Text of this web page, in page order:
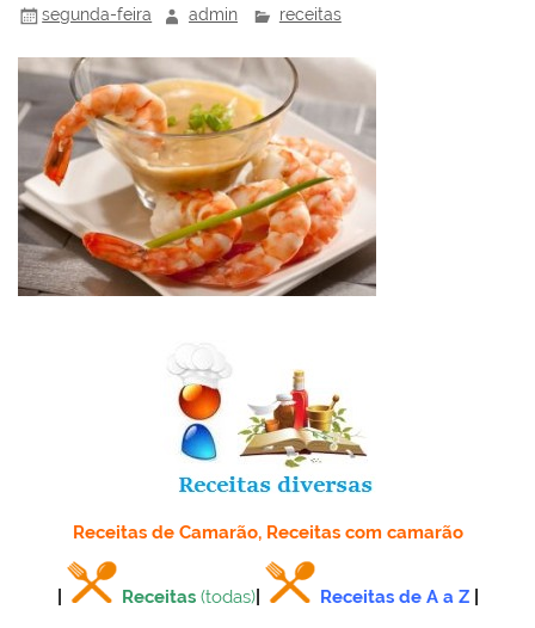
k
l
segunda-feira admin receitas
Receitas de Camarão, Receitas com camarão
Receitas (todas)| Receitas de A a Z|